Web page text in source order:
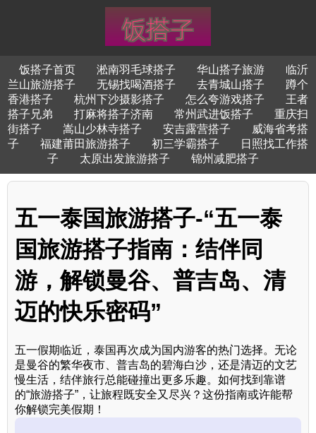
饭搭子首页 淞南羽毛球搭子 华山搭子旅游
临沂
兰山旅游搭子
无锡找喝酒搭子 去青城山搭子
蹲个
香港搭子
杭州下沙摄影搭子 怎么夸游戏搭子
王者
搭子兄弟
打麻将搭子济南 常州武进饭搭子
重庆扫
街搭子
嵩山少林寺搭子 安吉露营搭子
威海省考搭
子
福建莆田旅游搭子 初三学霸搭子
日照找工作搭
子
太原出发旅游搭子 锦州减肥搭子
五一泰国旅游搭子-“五一泰
国旅游搭子指南：结伴同
游，解锁曼谷、普吉岛、清
迈的快乐密码”
五一假期临近，泰国再次成为国内游客的热门选择。无论
是曼谷的繁华夜市、普吉岛的碧海白沙，还是清迈的文艺
慢生活，结伴旅行总能碰撞出更多乐趣。如何找到靠谱
的“旅游搭子”，让旅程既安全又尽兴？这份指南或许能帮
你解锁完美假期！